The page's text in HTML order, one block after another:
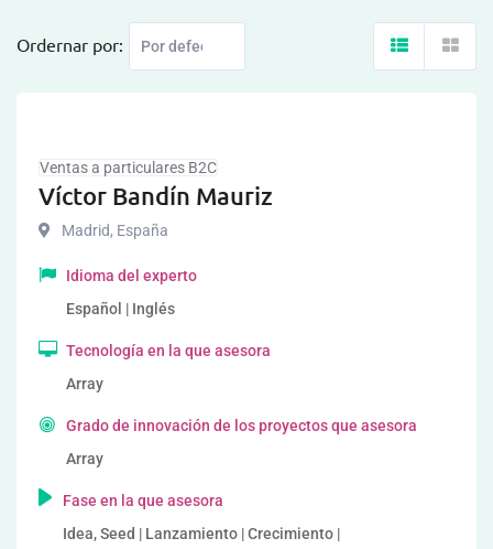
Ordernar por:
Ventas a particulares B2C
Víctor Bandín Mauriz
Madrid, España
Idioma del experto
Español | Inglés
Tecnología en la que asesora
Array
Grado de innovación de los proyectos que asesora
Array
Fase en la que asesora
Idea, Seed | Lanzamiento | Crecimiento |